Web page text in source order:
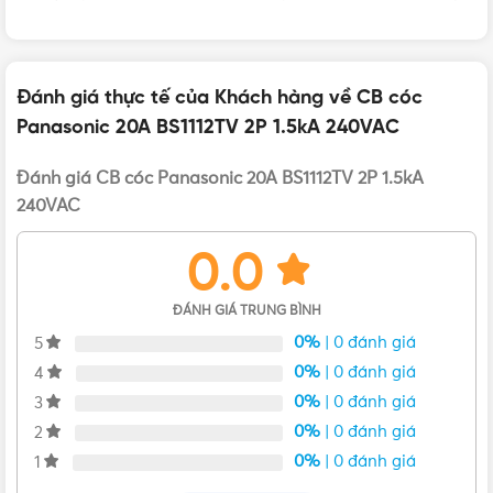
Bản vẽ kích thước của CB cóc Panasonic 20A BS1112TV
Đặc điểm nổi bật của CB cóc Panasonic BS1112TV
Đánh giá thực tế của Khách hàng về CB cóc
Panasonic 20A BS1112TV 2P 1.5kA 240VAC
Đánh giá CB cóc Panasonic 20A BS1112TV 2P 1.5kA
240VAC
0.0
ĐÁNH GIÁ TRUNG BÌNH
5 0% | 0 đánh giá
4
0% | 0 đánh giá
3
0% | 0 đánh giá
2
0% | 0 đánh giá
1
0% | 0 đánh giá